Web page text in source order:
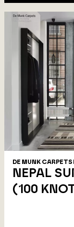
DE MUNK CARPETS
NEPAL
(100